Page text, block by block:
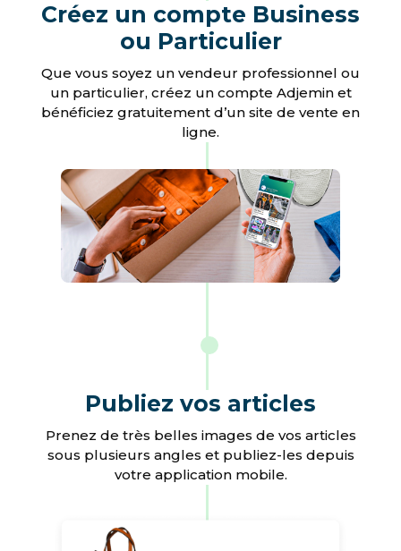
Créez un compte Business
ou Particulier
Que vous soyez un vendeur professionnel ou
un particulier, créez un compte Adjemin et
bénéficiez gratuitement d’un site de vente en
ligne.
Publiez vos articles
Prenez de très belles images de vos articles
sous plusieurs angles et publiez-les depuis
votre application mobile.